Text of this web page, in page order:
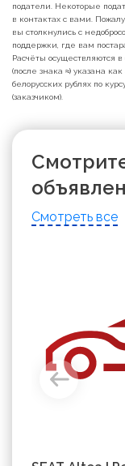
податели. Некоторые
в контактах с вами.
вы столкнулись с
поддержки, где вам
Расчёты осуществляются
(после знака ≈) указана
белорусских рублях по
(заказчиком).
Смотреть все